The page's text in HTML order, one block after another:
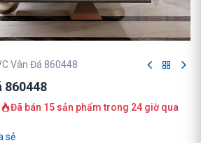
Vân Đá 860448
860448
Đã bán 15 sản phẩm trong 24 giờ qua
sẻ